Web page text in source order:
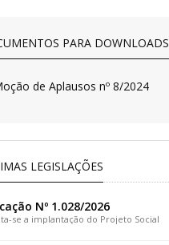
PARA DOWNLOADS
de Aplausos nº 8/2024
LEGISLAÇÕES
Nº 1.028/2026
se a implantação do Projeto Social